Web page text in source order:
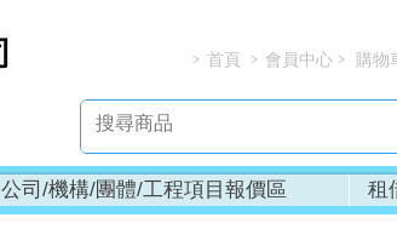
> > >
首頁 會員中心 購物
公司/機構/團體/工程項目報價區 租